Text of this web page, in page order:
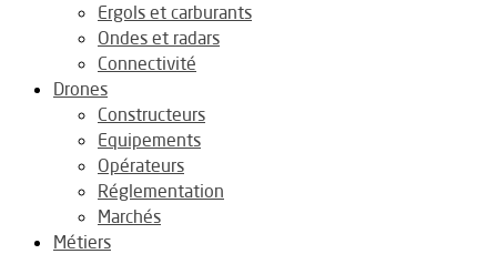
Ergols et carburants
Ondes et radars
Connectivité
Drones
Constructeurs
Equipements
Opérateurs
Réglementation
Marchés
Métiers